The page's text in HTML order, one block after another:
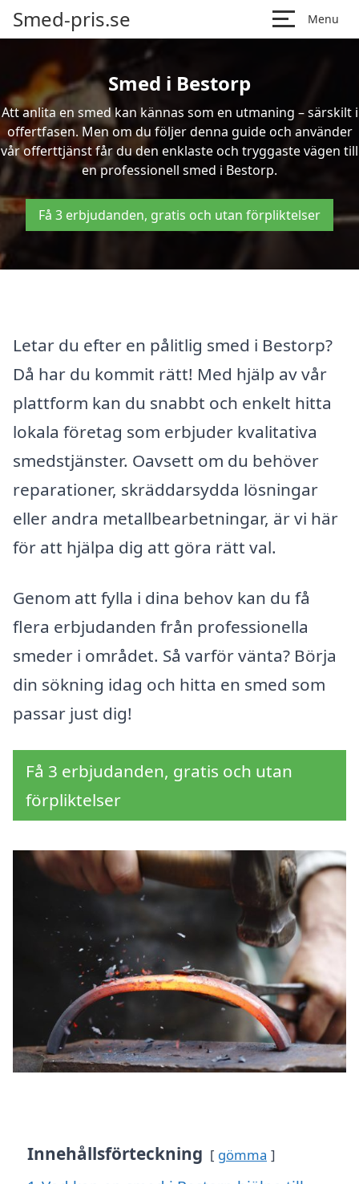
Smed-pris.se Menu
Smed i Bestorp
Att anlita en smed kan kännas som en utmaning – särskilt i
offertfasen. Men om du följer denna guide och använder
vår offerttjänst får du den enklaste och tryggaste vägen till
en professionell smed i Bestorp.
Få 3 erbjudanden, gratis och utan förpliktelser
Letar du efter en pålitlig smed i Bestorp?
Då har du kommit rätt! Med hjälp av vår
plattform kan du snabbt och enkelt hitta
lokala företag som erbjuder kvalitativa
smedstjänster. Oavsett om du behöver
reparationer, skräddarsydda lösningar
eller andra metallbearbetningar, är vi här
för att hjälpa dig att göra rätt val.
Genom att fylla i dina behov kan du få
flera erbjudanden från professionella
smeder i området. Så varför vänta? Börja
din sökning idag och hitta en smed som
passar just dig!
Få 3 erbjudanden, gratis och utan
förpliktelser
Innehållsförteckning gömma